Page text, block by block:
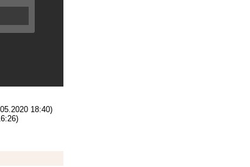
18:40)